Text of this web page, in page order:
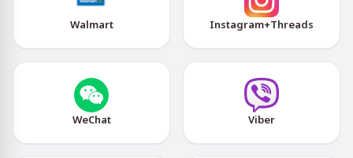
Walmart Instagram+Threads
WeChat Viber